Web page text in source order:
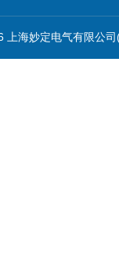
上海妙定电气有限公